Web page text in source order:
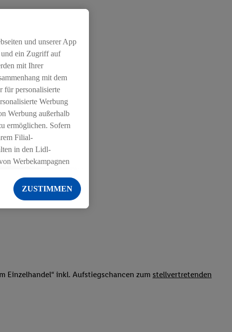
Einzelhandel“ inkl. Aufstiegschancen zum stellvertretenden
und unserer App
und ein Zugriff auf
mit Ihrer
mit dem
für personalisierte
Werbung
Werbung außerhalb
ermöglichen. Sofern
Filial-
in den Lidl-
Werbekampagnen
anderen Diensten
der Lidl-Dienste,
Geschlecht -
einschließlich dem
von Zielgruppen
auch
Angeboten sowie
sich in Ihr
ZUSTIMMEN